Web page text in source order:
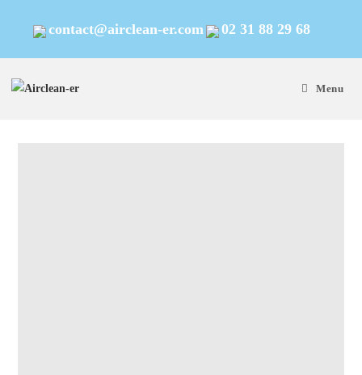
contact@airclean-er.com 02 31 88 29 68
Menu